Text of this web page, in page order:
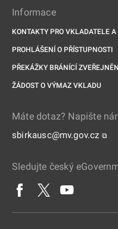
Informace
KONTAKTY PRO VKLADATELE
PROHLÁŠENÍ O PŘÍSTUPNOSTI
PŘEKÁŽKY BRÁNÍCÍ
ŽÁDOST O VÝMAZ VKLADU
Máte dotaz? Napište
sbirkausc@mv.gov.cz ⧉
Sledujte český